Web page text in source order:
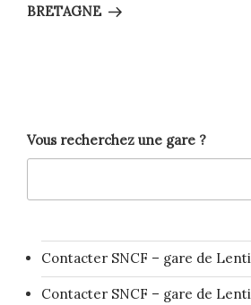
BRETAGNE
Vous recherchez une gare ?
Contacter SNCF – gare de
Contacter SNCF – gare de